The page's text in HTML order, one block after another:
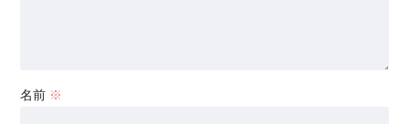
名前 ※